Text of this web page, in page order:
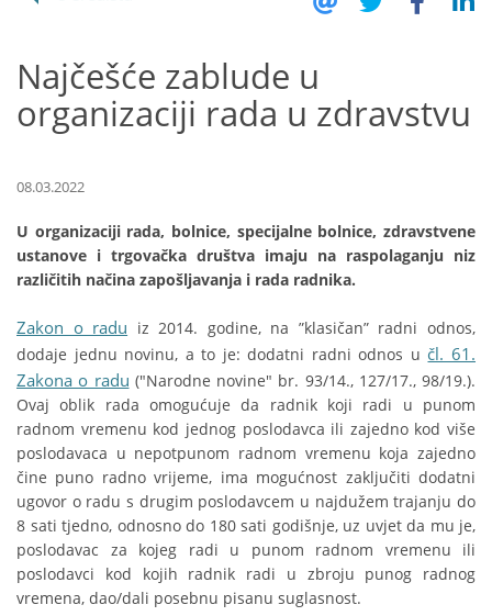
Najčešće zablude u
organizaciji rada u zdravstvu
08.03.2022
U organizaciji rada, bolnice, specijalne bolnice, zdravstvene
ustanove i trgovačka društva imaju na raspolaganju niz
različitih načina zapošljavanja i rada radnika.
Zakon o radu iz 2014. godine, na ”klasičan” radni odnos,
dodaje jednu novinu, a to je: dodatni radni odnos u čl. 61.
Zakona o radu ("Narodne novine" br. 93/14., 127/17., 98/19.).
Ovaj oblik rada omogućuje da radnik koji radi u punom
radnom vremenu kod jednog poslodavca ili zajedno kod više
poslodavaca u nepotpunom radnom vremenu koja zajedno
čine puno radno vrijeme, ima mogućnost zaključiti dodatni
ugovor o radu s drugim poslodavcem u najdužem trajanju do
8 sati tjedno, odnosno do 180 sati godišnje, uz uvjet da mu je,
poslodavac za kojeg radi u punom radnom vremenu ili
poslodavci kod kojih radnik radi u zbroju punog radnog
vremena, dao/dali posebnu pisanu suglasnost.